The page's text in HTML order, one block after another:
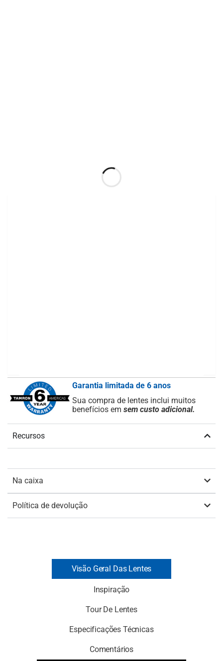
Garantia limitada de 6 anos
Sua compra de lentes inclui muitos
benefícios em sem custo adicional.
Recursos
Na caixa
Política de devolução
Visão Geral Das Lentes
Inspiração
Tour De Lentes
Especificações Técnicas
Comentários